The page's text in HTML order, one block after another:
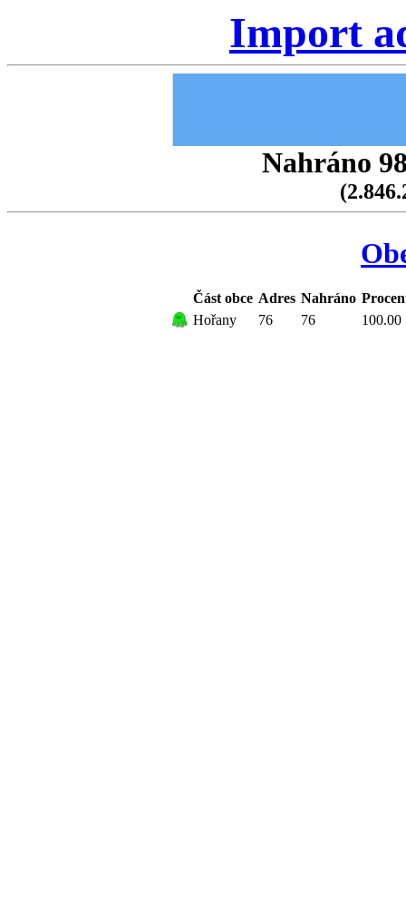
Import
Nahráno
Část obce Adres Nahráno
Hořany
76 76 100.00